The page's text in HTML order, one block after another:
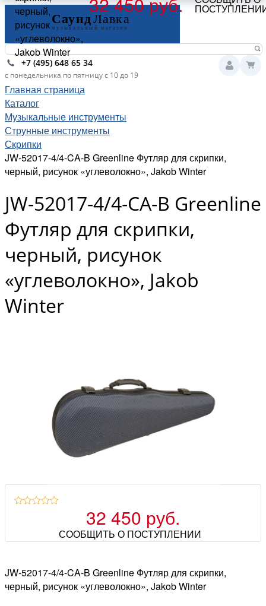
+7 (495) 648 65 34
с понедельника по пятницу с 10 до 19
Главная страница
Каталог
Музыкальные инструменты
Струнные инструменты
Скрипки
JW-52017-4/4-CA-B Greenline Футляр для скрипки,
черный, рисунок «углеволокно», Jakob Winter
JW-52017-4/4-CA-B Greenline
Футляр для скрипки,
черный, рисунок
«углеволокно», Jakob
Winter
32 450 руб.
СООБЩИТЬ О ПОСТУПЛЕНИИ
JW-52017-4/4-CA-B Greenline Футляр для скрипки,
черный, рисунок «углеволокно», Jakob Winter
черный,
рисунок
«углеволокно»,
Jakob Winter